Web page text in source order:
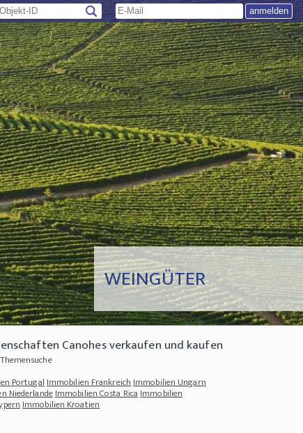
WEINGÜTER
Canohes verkaufen und kaufen
PortugalImmobilien FrankreichImmobilien Ungarn
NiederlandeImmobilien Costa RicaImmobilien
Immobilien Kroatien